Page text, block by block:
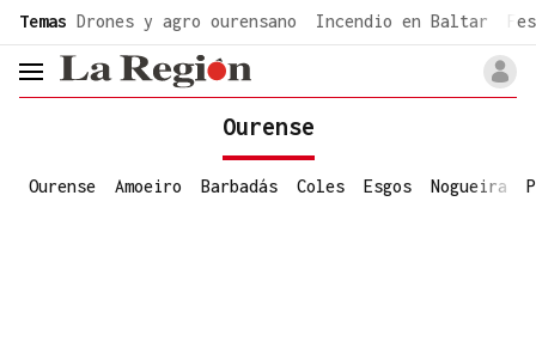
Temas Drones y agro ourensano Incendio en Baltar
header.menu.open
Ourense
Ourense Amoeiro Barbadás Coles Esgos Nogueira